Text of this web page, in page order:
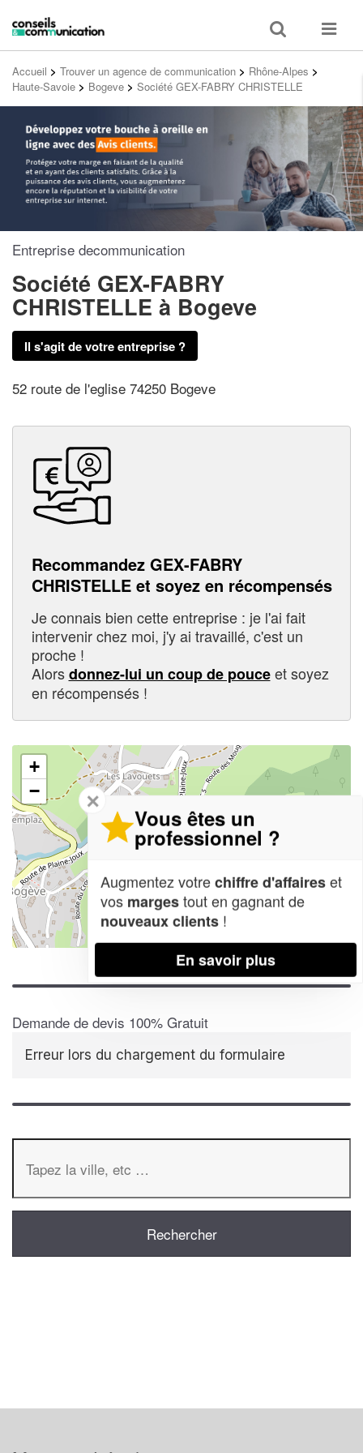
Toggle
search
Toggle
Accueil > Trouver un agence de communication > Rhône-Alpes >
Haute-Savoie > Bogeve > Société GEX-FABRY CHRISTELLE
Entreprise decommunication
Société GEX-FABRY
CHRISTELLE à Bogeve
Il s'agit de votre entreprise ?
52 route de l'eglise 74250 Bogeve
Recommandez GEX-FABRY
CHRISTELLE et soyez en récompensés
Je connais bien cette entreprise : je l'ai fait
intervenir chez moi, j'y ai travaillé, c'est un
proche !
Alorsdonnez-lui un coup de pouceet soyez
en récompensés !
+
−
Leaflet| Map data ©OpenStreetMap contributors,CC-BY-SA
Demande de devis 100% Gratuit
Erreur lors du chargement du formulaire
✕
Vous êtes un
professionnel ?
Augmentez votrechiffre d'affaireset
vos margestout en gagnant de
nouveaux clients !
En savoir plus